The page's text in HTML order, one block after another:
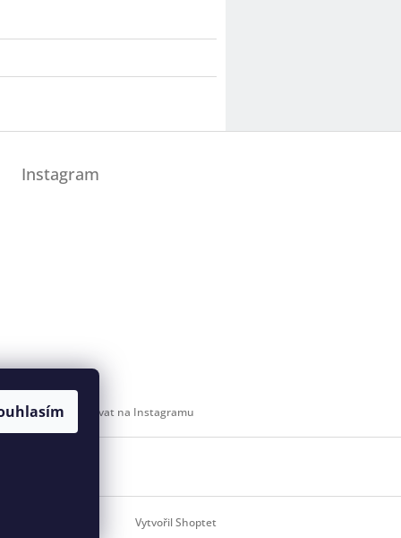
Instagram
Sledovat na Instagramu
Vytvořil Shoptet